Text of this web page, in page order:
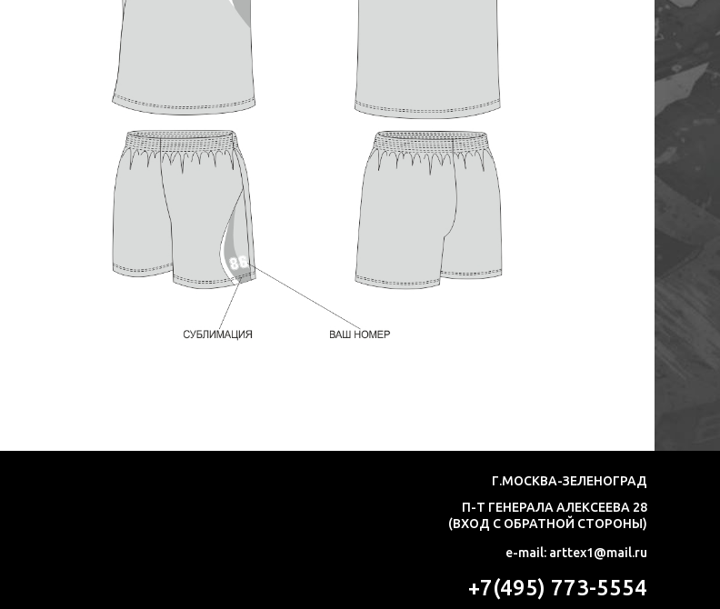
Г.МОСКВА-ЗЕЛЕНОГРАД
П-Т ГЕНЕРАЛА АЛЕКСЕЕВА 28
(ВХОД С ОБРАТНОЙ СТОРОНЫ)
e-mail: arttex1@mail.ru
+7(495) 773-5554